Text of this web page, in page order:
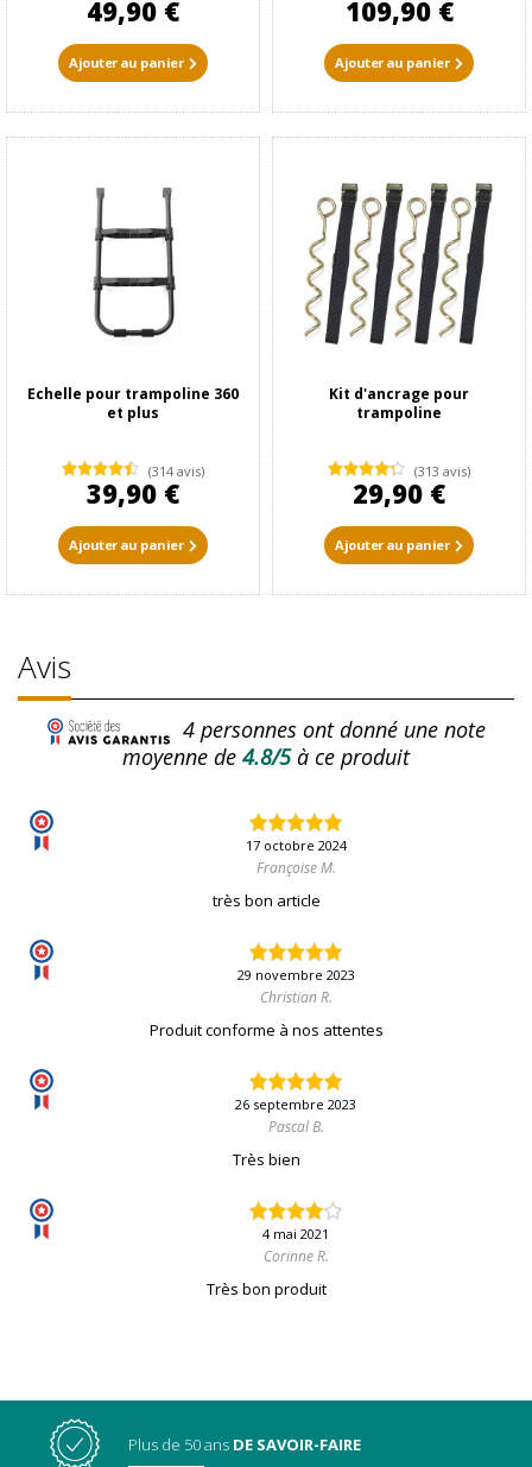
49,90 €
Ajouter au panier
109,90 €
Ajouter au panier
Echelle pour trampoline 360
et plus
(314 avis)
39,90 €
Ajouter au panier
Kit d'ancrage pour
trampoline
(313 avis)
29,90 €
Ajouter au panier
Avis
4personnes ont donné une note
moyenne de 4.8/5à ce produit
17 octobre 2024
Françoise M.
très bon article
29 novembre 2023
Christian R.
Produit conforme à nos attentes
26 septembre 2023
Pascal B.
Très bien
4 mai 2021
Corinne R.
Très bon produit
Plus de 50 ans DE SAVOIR-FAIRE